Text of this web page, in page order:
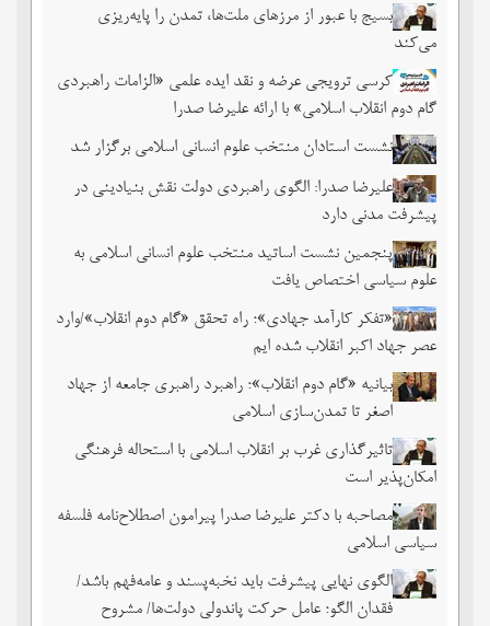
بسیج با عبور از مرزهای ملت‌‌ها، تمدن را پایه‌ریزی
می‌کند
کرسی ترویجی عرضه و نقد ایده علمی «الزامات راهبردی
گام دوم انقلاب اسلامی» با ارائه علیرضا صدرا
نشست استادان منتخب علوم انسانی اسلامی برگزار شد
علیرضا صدرا: الگوی راهبردی دولت نقش بنیادینی در
پیشرفت مدنی دارد
پنجمین نشست اساتید منتخب علوم انسانی اسلامی به
علوم سیاسی اختصاص یافت
«تفکر کارآمد جهادی»؛ راه تحقق «گام دوم انقلاب»/وارد
عصر جهاد اکبر انقلاب شده ایم
بیانیه «گام دوم انقلاب»؛ راهبرد راهبری جامعه از جهاد
اصغر تا تمدن‌سازی اسلامی
تاثیرگذاری غرب بر انقلاب اسلامی با استحاله فرهنگی
امکان‌پذیر است
مصاحبه با دکتر علیرضا صدرا پیرامون اصطلاح‌نامه فلسفه
سیاسی اسلامی
الگوی نهایی پیشرفت باید نخبه‌پسند و عامه‌فهم باشد/
فقدان الگو؛ عامل حرکت پاندولی دولت‌ها/ مشروح